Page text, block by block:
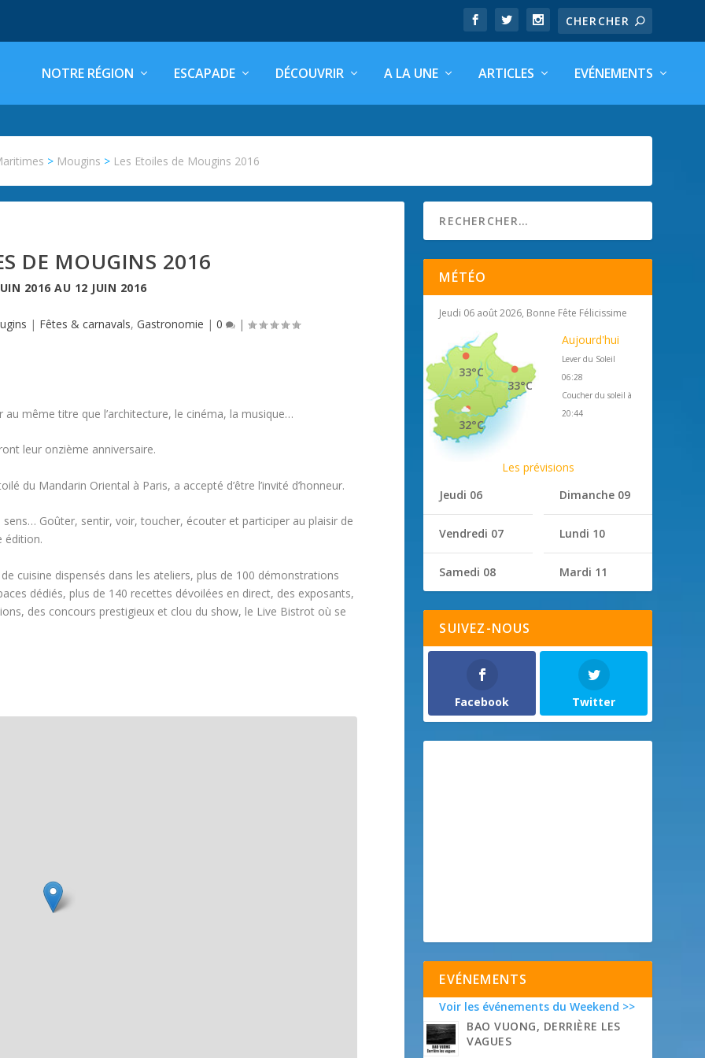
NOTRE RÉGION ESCAPADE DÉCOUVRIR A LA UNE ARTICLES EVÉNEMENTS
> Mougins > Les Etoiles de Mougins 2016
DE MOUGINS 2016
2016 AU 12 JUIN 2016
| Fêtes & carnavals,Gastronomie |0 |
même titre que l’architecture, le cinéma, la musique…
leur onzième anniversaire.
du Mandarin Oriental à Paris, a accepté d’être l’invité d’honneur.
Goûter, sentir, voir, toucher, écouter et participer au plaisir de
édition.
cuisine dispensés dans les ateliers, plus de 100 démonstrations
dédiés, plus de 140 recettes dévoilées en direct, des exposants,
des concours prestigieux et clou du show, le Live Bistrot où se
MÉTÉO
Jeudi 06 août 2026, Bonne Fête Félicissime
33°C
33°C
32°C
Aujourd'hui
Lever du Soleil
06:28
Coucher du soleil à
20:44
Les prévisions
Jeudi 06
Vendredi 07
Samedi 08
Dimanche 09
Lundi 10
Mardi 11
SUIVEZ-NOUS
Facebook Twitter
EVÉNEMENTS
Voir les événements du Weekend >>
BAO VUONG, DERRIÈRE LES
VAGUES